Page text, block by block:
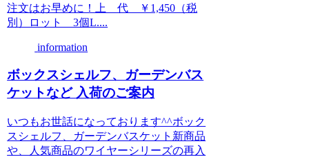
注文はお早めに！上 代 ￥1,450（税
別）ロット 3個L....
information
ボックスシェルフ、ガーデンバス
ケットなど 入荷のご案内
いつもお世話になっております^^ボック
スシェルフ、ガーデンバスケット新商品
や、人気商品のワイヤーシリーズの再入